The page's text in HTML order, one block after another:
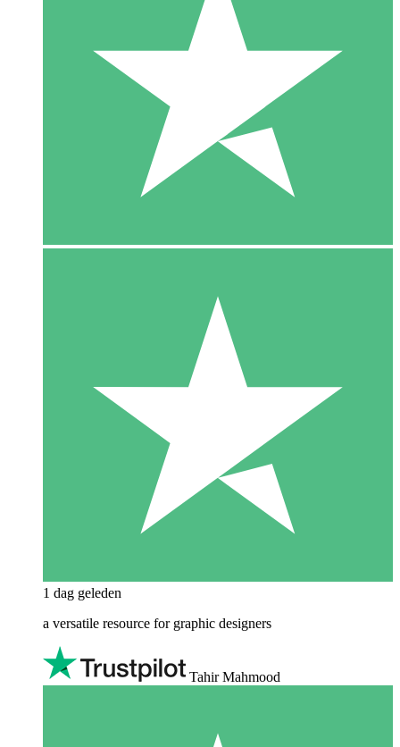
1 dag geleden
a versatile resource for graphic designers
Tahir Mahmood